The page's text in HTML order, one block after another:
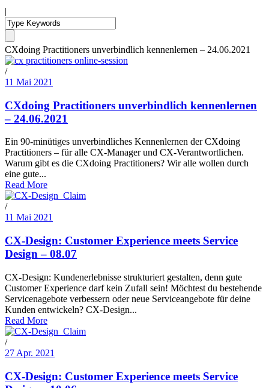
|
CXdoing Practitioners unverbindlich kennenlernen – 24.06.2021
/
11 Mai 2021
CXdoing Practitioners unverbindlich kennenlernen
– 24.06.2021
Ein 90-minütiges unverbindliches Kennenlernen der CXdoing
Practitioners – für alle CX-Manager und CX-Verantwortlichen.
Warum gibt es die CXdoing Practitioners? Wir alle wollen durch
eine gute...
Read More
/
11 Mai 2021
CX-Design: Customer Experience meets Service
Design – 08.07
CX-Design: Kundenerlebnisse strukturiert gestalten, denn gute
Customer Experience darf kein Zufall sein! Möchtest du bestehende
Servicenagebote verbessern oder neue Serviceangebote für deine
Kunden entwickeln? CX-Design...
Read More
/
27 Apr. 2021
CX-Design: Customer Experience meets Service